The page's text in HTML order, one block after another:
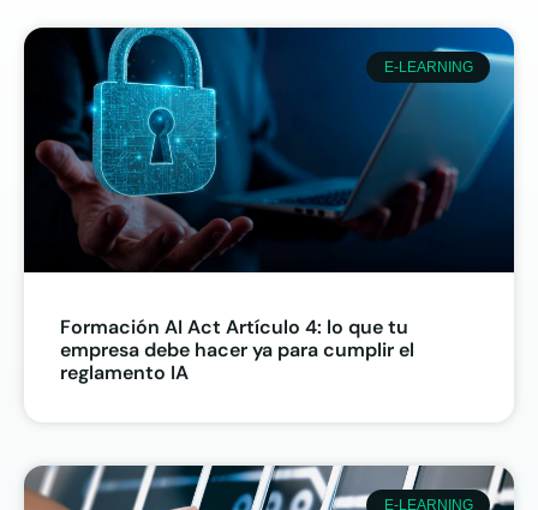
E-LEARNING
Formación AI Act Artículo 4: lo que tu
empresa debe hacer ya para cumplir el
reglamento IA
E-LEARNING